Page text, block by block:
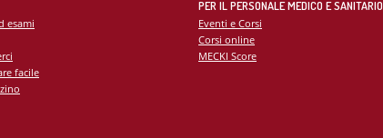
esami
facile
PER IL PERSONALE MEDICO E SANITARIO
Eventi e Corsi
Corsi online
MECKI Score